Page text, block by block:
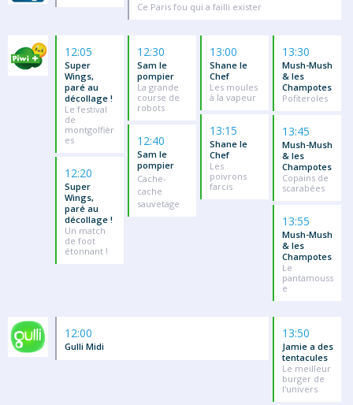
Ce Paris fou qui a failli exister
12:05
Super
Wings,
paré au
décollage !
Le festival
de
montgolfièr
es
12:20
Super
Wings,
paré au
décollage !
Un match
de foot
étonnant !
12:30
Sam le
pompier
La grande
course de
robots
12:40
Sam le
pompier
Cache-
cache
sauvetage
13:00
Shane le
Chef
Les moules
à la vapeur
13:15
Shane le
Chef
Les
poivrons
farcis
13:30
Mush-Mush
& les
Champotes
Pofiteroles
13:45
Mush-Mush
& les
Champotes
Copains de
scarabées
13:55
Mush-Mush
& les
Champotes
Le
pantamouss
e
12:00
Gulli Midi
13:50
Jamie a des
tentacules
Le meilleur
burger de
l'univers